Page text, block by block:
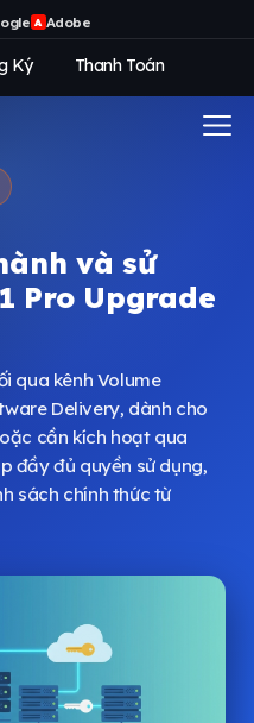
A Adobe
Ký Thanh Toán
và sử
Pro Upgrade
qua kênh Volume
Delivery, dành cho
cần kích hoạt qua
đầy đủ quyền sử dụng,
sách chính thức từ